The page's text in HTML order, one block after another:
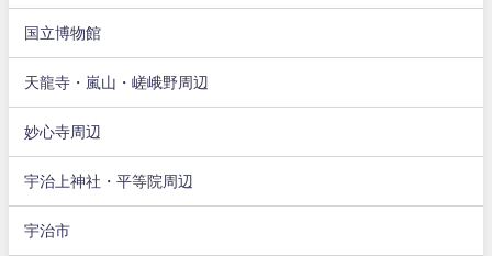
国立博物館
天龍寺・嵐山・嵯峨野周辺
妙心寺周辺
宇治上神社・平等院周辺
宇治市